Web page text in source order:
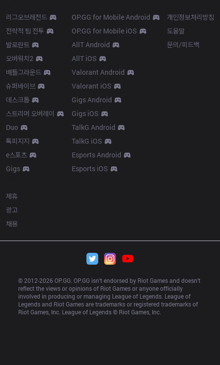
리그오브레전드
전략적 팀 전투
발로란트
오버워치2
배틀그라운드
슈퍼바이브
데스크톱
스트리머 오버레이
Duo
톡피지지
e스포츠
Gigs
OP.GG for Mobile Android
OP.GG for Mobile iOS
AllT Android
AllT iOS
Valorant Android
Valorant iOS
Gigs Android
Gigs iOS
TalkG Android
TalkG iOS
Esports Android
Esports iOS
개인정보처리방침
도움말
문의/피드백
제휴
광고
채용
© 2012-2026 OP.GG. OP.GG isn’t endorsed by Riot Games and doesn’t
reflect the views or opinions of Riot Games or anyone officially
involved in producing or managing League of Legends. League of
Legends and Riot Games are trademarks or registered trademarks of
Riot Games, Inc. League of Legends © Riot Games, Inc.